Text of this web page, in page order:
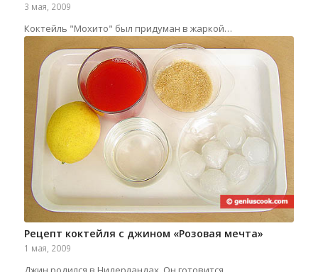
3 мая, 2009
Коктейль "Мохито" был придуман в жаркой…
Рецепт коктейля с джином «Розовая мечта»
1 мая, 2009